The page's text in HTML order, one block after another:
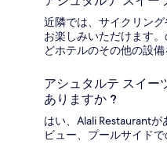
近隣では、サイクリン
お楽しみいただけます
どホテルのその他の設備
アシュタルテ スイー
ありますか ?
はい、Alali Restaurant
ビュー、プールサイド